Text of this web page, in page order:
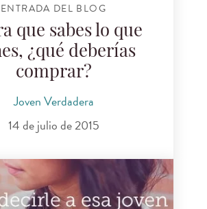
ENTRADA DEL BLOG
que sabes lo que
¿qué deberías
comprar?
Joven Verdadera
14 de julio de 2015